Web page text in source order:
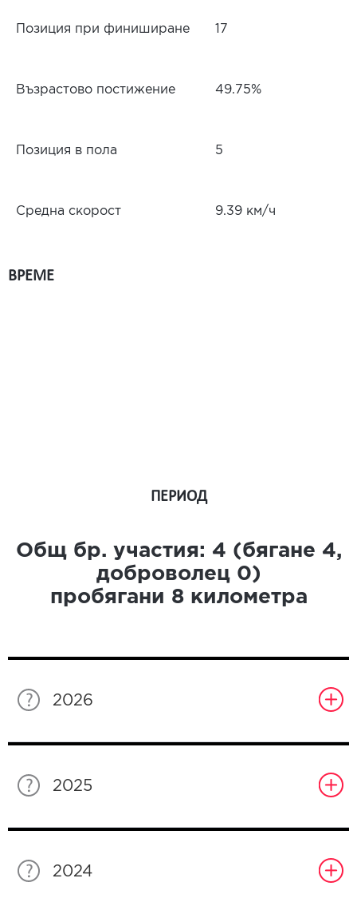
Позиция при финиширане 17
Възрастово постижение 49.75%
Позиция в пола 5
Средна скорост 9.39 км/ч
ВРЕМЕ
ПЕРИОД
Общ бр. участия: 4 (бягане 4,
доброволец 0)
пробягани 8километра
2026
2025
2024